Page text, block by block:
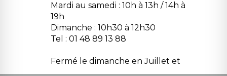
Mardi au samedi : 10h à 13h / 14h à
19h
Dimanche : 10h30 à 12h30
Tel : 01 48 89 13 88
Fermé le dimanche en Juillet et
Août